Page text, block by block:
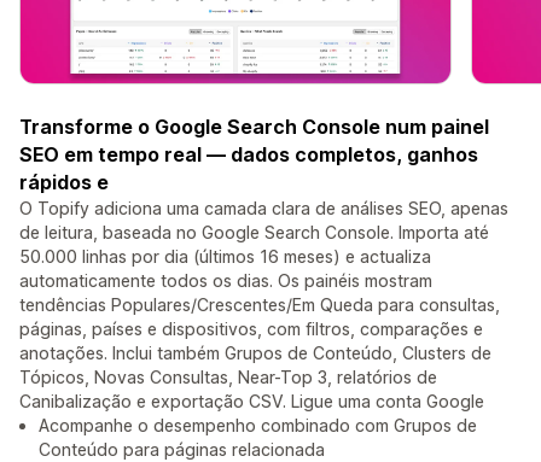
Transforme o Google Search Console num painel
SEO em tempo real — dados completos, ganhos
rápidos e
O Topify adiciona uma camada clara de análises SEO, apenas
de leitura, baseada no Google Search Console. Importa até
50.000 linhas por dia (últimos 16 meses) e actualiza
automaticamente todos os dias. Os painéis mostram
tendências Populares/Crescentes/Em Queda para consultas,
páginas, países e dispositivos, com filtros, comparações e
anotações. Inclui também Grupos de Conteúdo, Clusters de
Tópicos, Novas Consultas, Near-Top 3, relatórios de
Canibalização e exportação CSV. Ligue uma conta Google
Acompanhe o desempenho combinado com Grupos de
Conteúdo para páginas relacionada